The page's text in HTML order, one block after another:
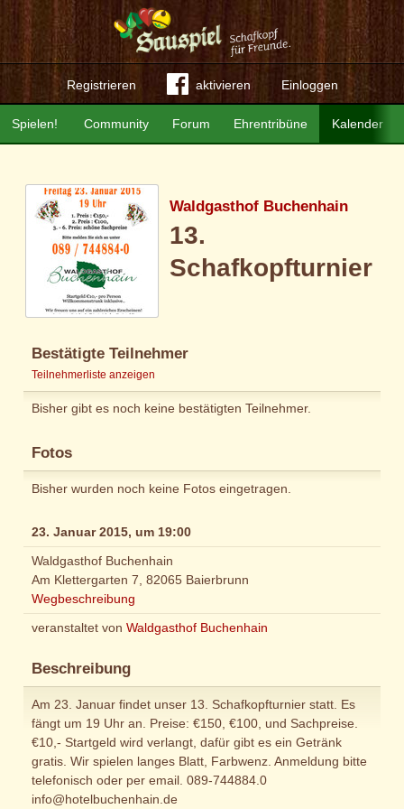
Registrieren aktivieren Einloggen
Community Forum Ehrentribüne Kalender
Spielen!
Waldgasthof Buchenhain
13.
Schafkopfturnier
Bestätigte Teilnehmer
Teilnehmerliste anzeigen
Bisher gibt es noch keine bestätigten Teilnehmer.
Fotos
Bisher wurden noch keine Fotos eingetragen.
23. Januar 2015, um 19:00
Waldgasthof Buchenhain
Am Klettergarten 7, 82065 Baierbrunn
Wegbeschreibung
veranstaltet von Waldgasthof Buchenhain
Beschreibung
Am 23. Januar findet unser 13. Schafkopfturnier statt. Es
fängt um 19 Uhr an. Preise: €150, €100, und Sachpreise.
€10,- Startgeld wird verlangt, dafür gibt es ein Getränk
gratis. Wir spielen langes Blatt, Farbwenz. Anmeldung bitte
telefonisch oder per email. 089-744884.0
info@hotelbuchenhain.de